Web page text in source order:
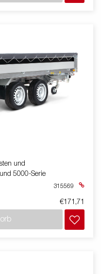
und
5000-Serie
315569
€171,71